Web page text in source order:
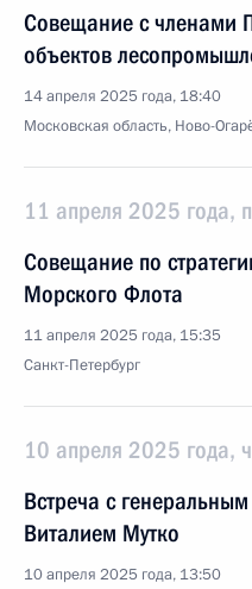
Совещание с членами
объектов
14 апреля 2025 года, 18:40
Московская область, Ново-
11 апреля 2025 года,
Совещание по
Морского Флота
11 апреля 2025 года, 15:35
Санкт-Петербург
10 апреля 2025 года,
Встреча с
Виталием Мутко
10 апреля 2025 года, 13:50